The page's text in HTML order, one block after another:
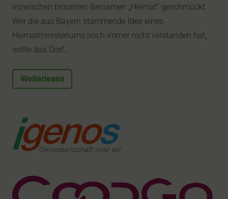
inzwischen brisanten Beinamen „Heimat“ geschmückt.
Wer die aus Bayern stammende Idee eines
Heimatministeriums noch immer nicht verstanden hat,
sollte das Dorf…
Weiterlesen